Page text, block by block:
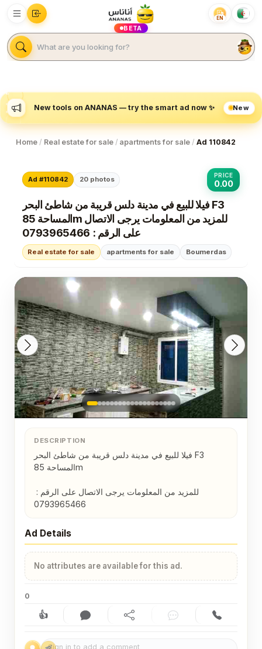
EN
BETA
New tools on ANANAS — try the smart ad now ✨ New
Home / Real estate for sale / apartments for sale / Ad 110842
Ad #110842 20 photos
PRICE
0.00
فيلا للبيع في مدينة دلس قريبة من شاطئ البحر F3
المساحة 85m للمزيد من المعلومات يرجى الاتصال
على الرقم : 0793965466
Real estate for sale apartments for sale Boumerdas
DESCRIPTION
فيلا للبيع في مدينة دلس قريبة من شاطئ البحر F3
المساحة 85m
0793965466
Ad Details
No attributes are available for this ad.
0
👍
Like (0) Comment (0)Share Chat Contact